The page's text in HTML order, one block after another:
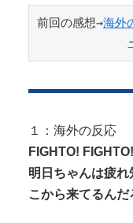
Powered by livedoor
前回の感想→海外
１：海外の反応
FIGHTO!
明日ちゃんは疲
こから来てるんだ